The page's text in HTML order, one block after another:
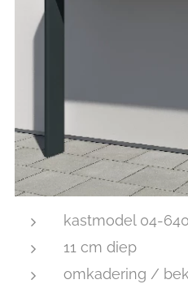
kastmodel 04-640
11 cm diep
omkadering /